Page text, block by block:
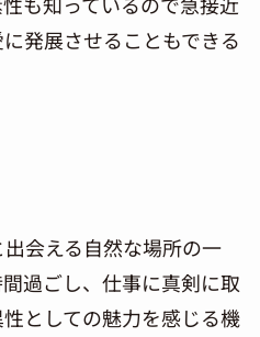
発展させることもできる
会える自然な場所の一
過ごし、仕事に真剣に取
としての魅力を感じる機